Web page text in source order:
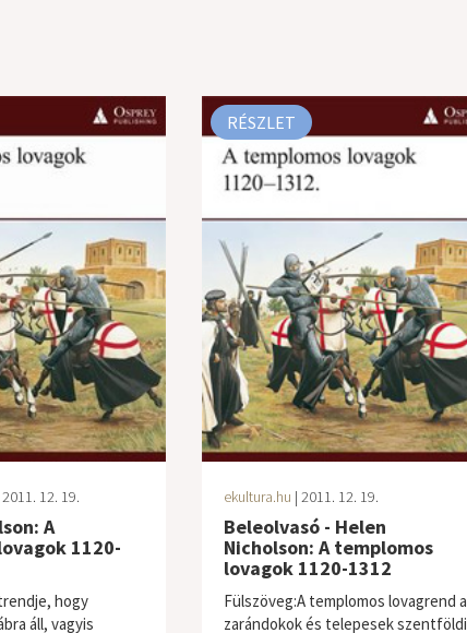
12. 19.
A
1120-
hogy
áll, vagyis
RÉSZLET
ekultura.hu | 2011. 12. 19.
Beleolvasó - Helen
Nicholson: A templomos
lovagok 1120-1312
Fülszöveg:A templomos lovagrend a
zarándokok és telepesek szentföldi